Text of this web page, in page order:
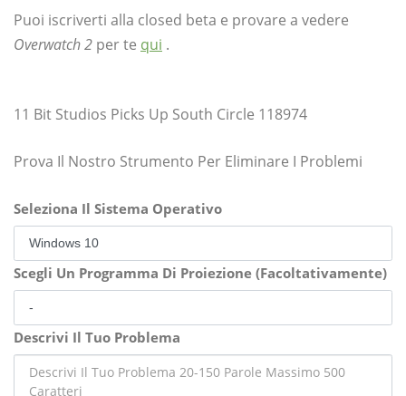
Puoi iscriverti alla closed beta e provare a vedere
Overwatch 2 per te qui .
11 Bit Studios Picks Up South Circle 118974
Prova Il Nostro Strumento Per Eliminare I Problemi
Seleziona Il Sistema Operativo
Scegli Un Programma Di Proiezione (Facoltativamente)
Descrivi Il Tuo Problema